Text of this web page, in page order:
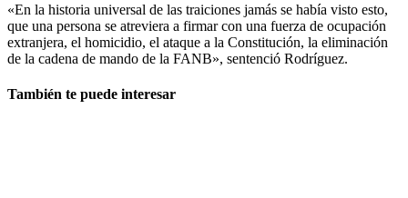
«En la historia universal de las traiciones jamás se había visto esto,
que una persona se atreviera a firmar con una fuerza de ocupación
extranjera, el homicidio, el ataque a la Constitución, la eliminación
de la cadena de mando de la FANB», sentenció Rodríguez.
También te puede interesar